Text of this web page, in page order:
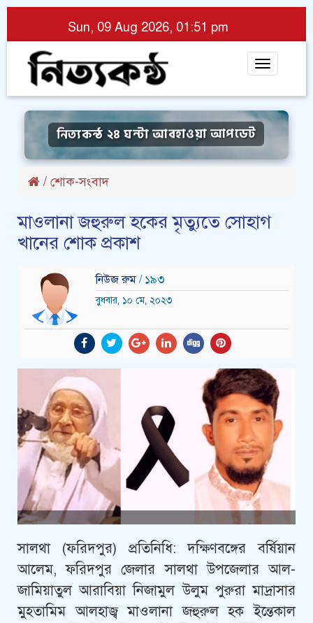
Sun, 09 Aug 2026, 01:51 pm
Toggle
নিত্যকন্ঠ ২৪ ঘন্টা আবহাওয়া আপডেট
/ শোক-সংবাদ
মাওলানা জহুরুল হকের মৃত্যুতে সোহাগ
খানের শোক প্রকাশ
নিউজ রুম / ১৯৩
বুধবার, ১০ মে, ২০২৩
সালথা (ফরিদপুর) প্রতিনিধি: দক্ষিণবঙ্গের বর্ষিয়ান
আলেম, ফরিদপুর জেলার সালথা উপজেলার আল-
জামিয়াতুল আরাবিয়া নিজামুল উলুম পুরুরা মাদ্রাসার
মুহতামিম আলহাজ্ব মাওলানা জহুরুল হক ইন্তেকাল